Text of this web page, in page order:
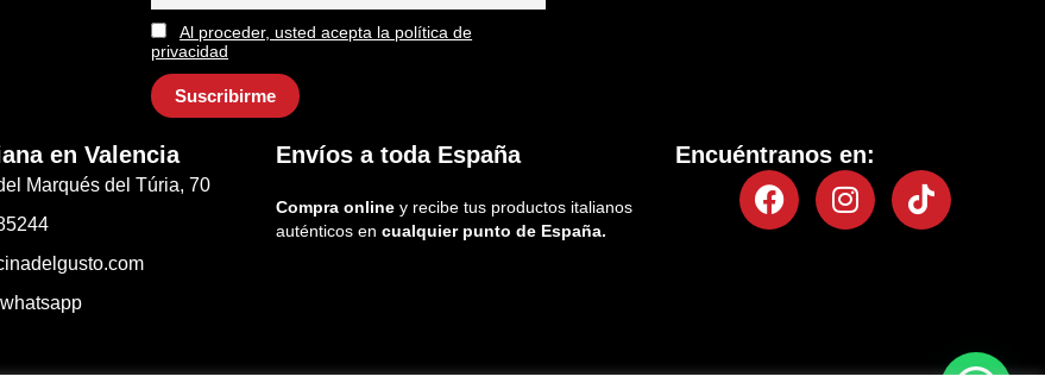
Al proceder, usted acepta la política de
privacidad
en Valencia
Marqués del Túria, 70
Envíos a toda España
Compra online y recibe tus productos italianos
auténticos en cualquier punto de España.
Encuéntranos en:
FacebookInstagram
Tiktok